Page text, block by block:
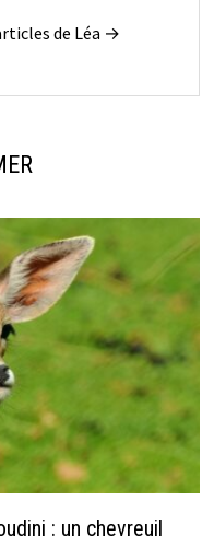
de Léa →
: un chevreuil